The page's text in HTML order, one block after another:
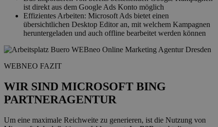
ist direkt aus dem Google Ads Konto möglich
Effizientes Arbeiten: Microsoft Ads bietet einen
übersichtlichen Desktop Editor an, mit welchem Kampagnen
heruntergeladen und auch offline bearbeitet werden können
WEBNEO FAZIT
WIR SIND MICROSOFT BING
PARTNERAGENTUR
Um eine maximale Reichweite zu generieren, ist die Nutzung von